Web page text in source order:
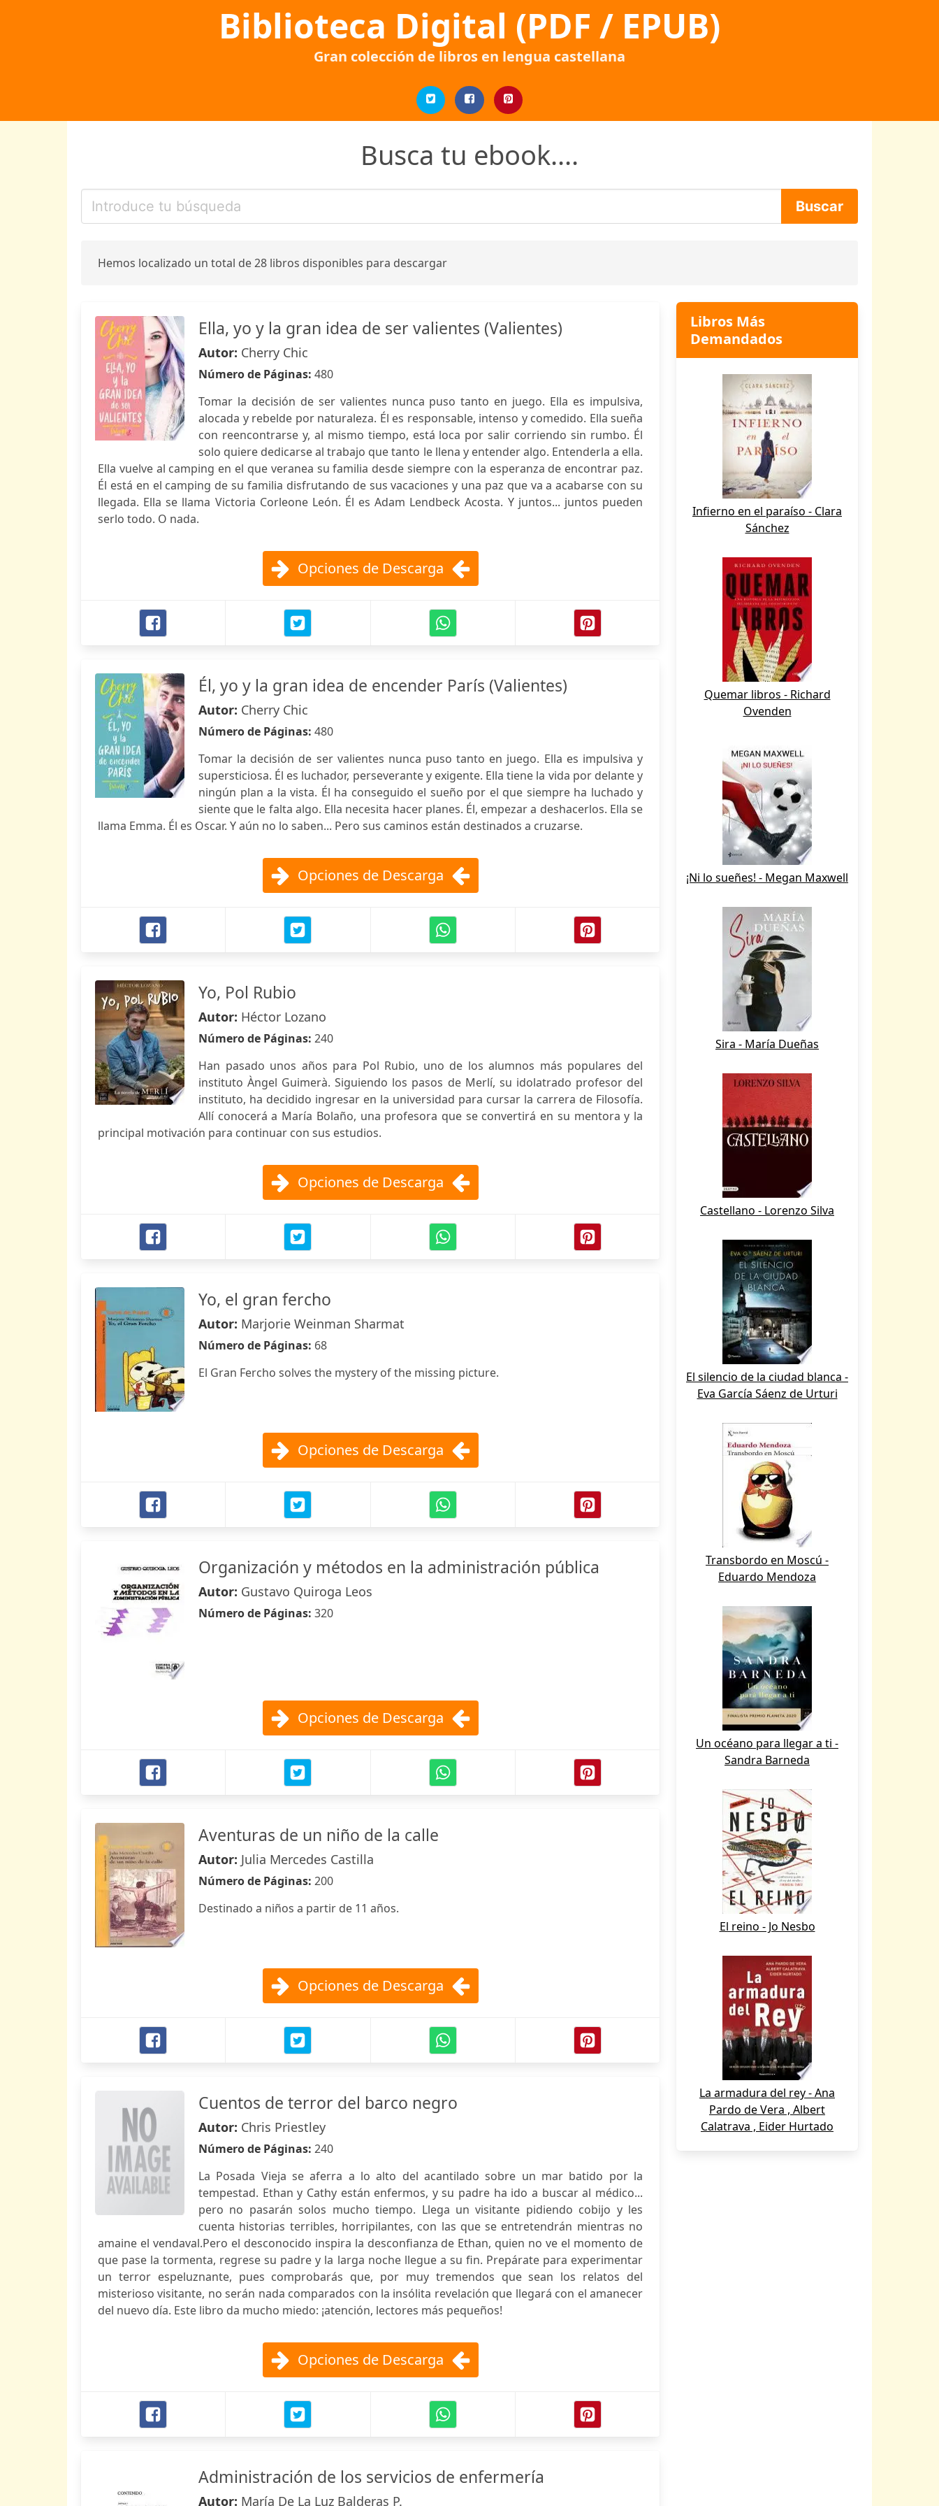
Biblioteca Digital (PDF / EPUB)
Gran colección de libros en lengua castellana
Busca tu ebook....
Hemos localizado un total de 28 libros disponibles para descargar
Ella, yo y la gran idea de ser valientes (Valientes)
Autor: Cherry Chic
Número de Páginas: 480
Tomar la decisión de ser valientes nunca puso tanto en juego. Ella es impulsiva,
alocada y rebelde por naturaleza. Él es responsable, intenso y comedido. Ella sueña
con reencontrarse y, al mismo tiempo, está loca por salir corriendo sin rumbo. Él
solo quiere dedicarse al trabajo que tanto le llena y entender algo. Entenderla a ella.
Ella vuelve al camping en el que veranea su familia desde siempre con la esperanza de encontrar paz.
Él está en el camping de su familia disfrutando de sus vacaciones y una paz que va a acabarse con su
llegada. Ella se llama Victoria Corleone León. Él es Adam Lendbeck Acosta. Y juntos... juntos pueden
serlo todo. O nada.
Opciones de Descarga
Él, yo y la gran idea de encender París (Valientes)
Autor: Cherry Chic
Número de Páginas: 480
Tomar la decisión de ser valientes nunca puso tanto en juego. Ella es impulsiva y
supersticiosa. Él es luchador, perseverante y exigente. Ella tiene la vida por delante y
ningún plan a la vista. Él ha conseguido el sueño por el que siempre ha luchado y
siente que le falta algo. Ella necesita hacer planes. Él, empezar a deshacerlos. Ella se
llama Emma. Él es Oscar. Y aún no lo saben... Pero sus caminos están destinados a cruzarse.
Opciones de Descarga
Yo, Pol Rubio
Autor: Héctor Lozano
Número de Páginas: 240
Han pasado unos años para Pol Rubio, uno de los alumnos más populares del
instituto Àngel Guimerà. Siguiendo los pasos de Merlí, su idolatrado profesor del
instituto, ha decidido ingresar en la universidad para cursar la carrera de Filosofía.
Allí conocerá a María Bolaño, una profesora que se convertirá en su mentora y la
principal motivación para continuar con sus estudios.
Opciones de Descarga
Yo, el gran fercho
Autor: Marjorie Weinman Sharmat
Número de Páginas: 68
El Gran Fercho solves the mystery of the missing picture.
Opciones de Descarga
Organización y métodos en la administración pública
Autor: Gustavo Quiroga Leos
Número de Páginas: 320
Opciones de Descarga
Aventuras de un niño de la calle
Autor: Julia Mercedes Castilla
Número de Páginas: 200
Destinado a niños a partir de 11 años.
Opciones de Descarga
Cuentos de terror del barco negro
Autor: Chris Priestley
Número de Páginas: 240
La Posada Vieja se aferra a lo alto del acantilado sobre un mar batido por la
tempestad. Ethan y Cathy están enfermos, y su padre ha ido a buscar al médico...
pero no pasarán solos mucho tiempo. Llega un visitante pidiendo cobijo y les
cuenta historias terribles, horripilantes, con las que se entretendrán mientras no
amaine el vendaval.Pero el desconocido inspira la desconfianza de Ethan, quien no ve el momento de
que pase la tormenta, regrese su padre y la larga noche llegue a su fin. Prepárate para experimentar
un terror espeluznante, pues comprobarás que, por muy tremendos que sean los relatos del
misterioso visitante, no serán nada comparados con la insólita revelación que llegará con el amanecer
del nuevo día. Este libro da mucho miedo: ¡atención, lectores más pequeños!
Opciones de Descarga
Administración de los servicios de enfermería
Autor: María De La Luz Balderas P.
Libros Más
Demandados
Infierno en el paraíso - Clara
Sánchez
Quemar libros - Richard
Ovenden
¡Ni lo sueñes! - Megan Maxwell
Sira - María Dueñas
Castellano - Lorenzo Silva
El silencio de la ciudad blanca -
Eva García Sáenz de Urturi
Transbordo en Moscú -
Eduardo Mendoza
Un océano para llegar a ti -
Sandra Barneda
El reino - Jo Nesbo
La armadura del rey - Ana
Pardo de Vera , Albert
Calatrava , Eider Hurtado